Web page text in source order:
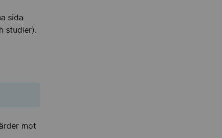
sida
studier).
mot